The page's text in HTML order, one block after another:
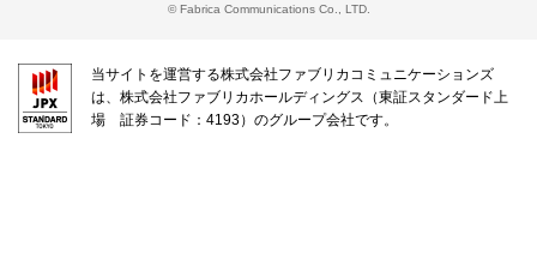
© Fabrica Communications Co., LTD.
当サイトを運営する株式会社ファブリカコミュニケーションズ
は、株式会社ファブリカホールディングス（東証スタンダード上
場 証券コード：4193）のグループ会社です。